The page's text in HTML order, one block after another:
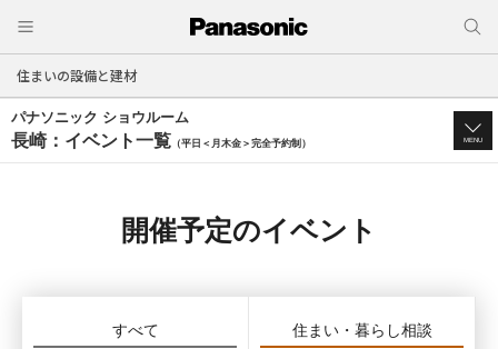
住まいの設備と建材
パナソニック ショウルーム
長崎：イベント一覧 （平日＜月木金＞完全予約制） MENU
開催予定のイベント
すべて 住まい・暮らし相談